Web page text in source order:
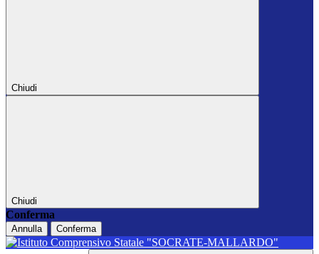
Chiudi
Chiudi
Conferma
Annulla Conferma